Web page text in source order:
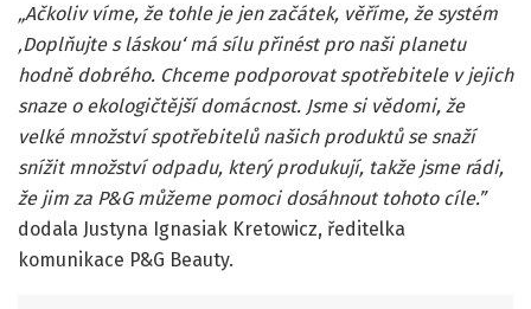
„Ačkoliv víme, že tohle je jen začátek, věříme, že systém
‚Doplňujte s láskou‘ má sílu přinést pro naši planetu
hodně dobrého. Chceme podporovat spotřebitele v jejich
snaze o ekologičtější domácnost. Jsme si vědomi, že
velké množství spotřebitelů našich produktů se snaží
snížit množství odpadu, který produkují, takže jsme rádi,
že jim za P&G můžeme pomoci dosáhnout tohoto cíle.”
dodala Justyna Ignasiak Kretowicz, ředitelka
komunikace P&G Beauty.